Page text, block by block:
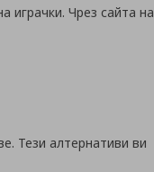
играчки. Чрез сайта на
Тези алтернативи ви